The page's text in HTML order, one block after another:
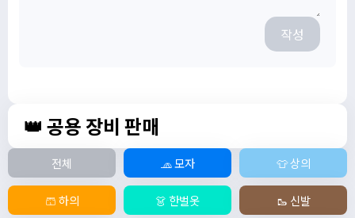
작성
👑 공용 장비 판매
전체 🧢 모자 👕 상의
🩳 하의 👗 한벌옷 🥾 신발